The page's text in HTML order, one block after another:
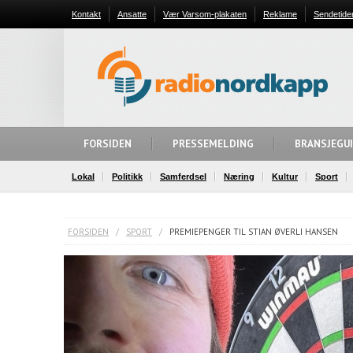
Kontakt Ansatte Vær Varsom-plakaten Reklame
FORSIDEN PRESSEMELDING
Lokal Politikk Samferdsel Næring Kultur Sport
FORSIDEN / SPORT / PREMIEPENGER TIL STIAN ØVERLI HANSEN